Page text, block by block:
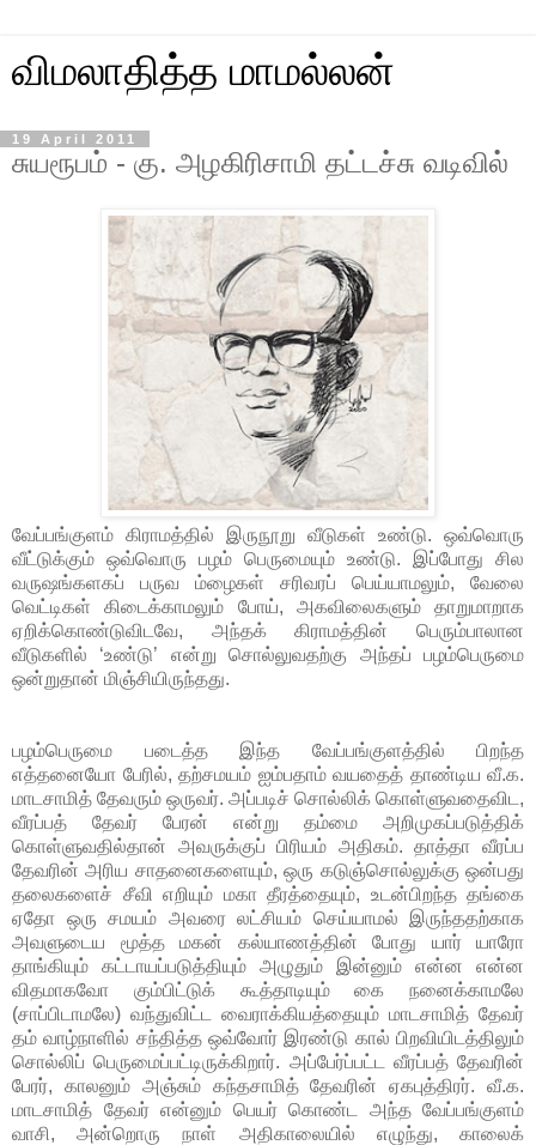
விமலாதித்த மாமல்லன்
19 April 2011
சுயரூபம் - கு. அழகிரிசாமி தட்டச்சு வடிவில்
வேப்பங்குளம் கிராமத்தில் இருநூறு வீடுகள் உண்டு. ஒவ்வொரு
வீட்டுக்கும் ஒவ்வொரு பழம் பெருமையும் உண்டு. இப்போது சில
வருஷங்களகப் பருவ ம்ழைகள் சரிவரப் பெய்யாமலும், வேலை
வெட்டிகள் கிடைக்காமலும் போய், அகவிலைகளும் தாறுமாறாக
ஏறிக்கொண்டுவிடவே, அந்தக் கிராமத்தின் பெரும்பாலான
வீடுகளில் ‘உண்டு’ என்று சொல்லுவதற்கு அந்தப் பழம்பெருமை
ஒன்றுதான் மிஞ்சியிருந்தது.
பழம்பெருமை படைத்த இந்த வேப்பங்குளத்தில் பிறந்த
எத்தனையோ பேரில், தற்சமயம் ஐம்பதாம் வயதைத் தாண்டிய வீ.க.
மாடசாமித் தேவரும் ஒருவர். அப்படிச் சொல்லிக் கொள்ளுவதைவிட,
வீரப்பத் தேவர் பேரன் என்று தம்மை அறிமுகப்படுத்திக்
கொள்ளுவதில்தான் அவருக்குப் பிரியம் அதிகம். தாத்தா வீரப்ப
தேவரின் அரிய சாதனைகளையும், ஒரு கடுஞ்சொல்லுக்கு ஒன்பது
தலைகளைச் சீவி எறியும் மகா தீரத்தையும், உடன்பிறந்த தங்கை
ஏதோ ஒரு சமயம் அவரை லட்சியம் செய்யாமல் இருந்ததற்காக
அவளுடைய மூத்த மகன் கல்யாணத்தின் போது யார் யாரோ
தாங்கியும் கட்டாயப்படுத்தியும் அழுதும் இன்னும் என்ன என்ன
விதமாகவோ கும்பிட்டுக் கூத்தாடியும் கை நனைக்காமலே
(சாப்பிடாமலே) வந்துவிட்ட வைராக்கியத்தையும் மாடசாமித் தேவர்
தம் வாழ்நாளில் சந்தித்த ஒவ்வோர் இரண்டு கால் பிறவியிடத்திலும்
சொல்லிப் பெருமைப்பட்டிருக்கிறார். அப்பேர்ப்பட்ட வீரப்பத் தேவரின்
பேரர், காலனும் அஞ்சும் கந்தசாமித் தேவரின் ஏகபுத்திரர். வீ.க.
மாடசாமித் தேவர் என்னும் பெயர் கொண்ட அந்த வேப்பங்குளம்
வாசி, அன்றொரு நாள் அதிகாலையில் எழுந்து, காலைக்